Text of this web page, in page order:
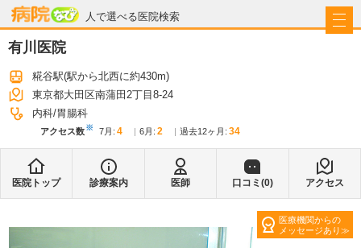
人で選べる医院検索
病院なび
有川医院
糀谷駅(駅から北西に約430m)
東京都大田区南蒲田2丁目8-24
内科 胃腸科
アクセス数※ 7月 : 4 6月 : 2 過去12ヶ月: 34
医院トップ 診療案内 医師 口コミ(0) アクセス
医療機関からの
メッセージあり